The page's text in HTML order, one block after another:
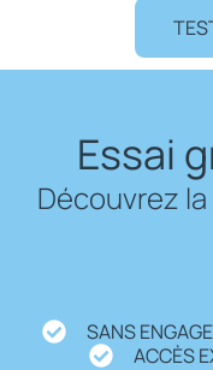
Essai
Découvrez
SANS
ACCÈS